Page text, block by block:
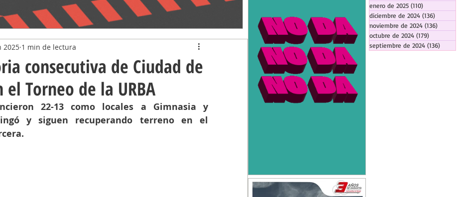
consecutiva de Ciudad de
el Torneo de la URBA
2025 1 min de lectura
22-13 como locales a Gimnasia y
y siguen recuperando terreno en el
enero de 2025 (110)
diciembre de 2024 (136)
noviembre de 2024 (136)
octubre de 2024 (179)
septiembre de 2024 (136)